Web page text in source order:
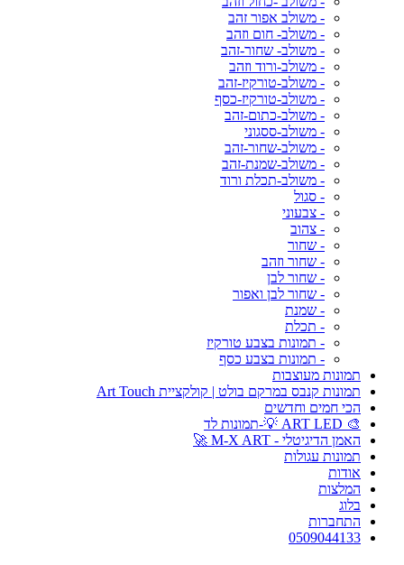
- משולב אפור זהב
- משולב- חום וזהב
- משולב- שחור-זהב
- משולב-ורוד וזהב
- משולב-טורקיז-זהב
- משולב-טורקיז-כסף
- משולב-כתום-זהב
- משולב-ססגוני
- משולב-שחור-זהב
- משולב-שמנת-זהב
- משולב-תכלת ורוד
- סגול
- צבעוני
- צהוב
- שחור
- שחור וזהב
- שחור לבן
- שחור לבן ואפור
- שמנת
- תכלת
- תמונות בצבע טורקיז
- תמונות בצבע כסף
תמונות מעוצבות
תמונות קנבס במרקם בולט | קולקציית Art Touch
הכי חמים וחדשים
🎨 ART LED 💡-תמונות לד
האמן הדיגיטלי - M-X ART 🚀
תמונות עגולות
אודות
המלצות
בלוג
התחברות
0509044133